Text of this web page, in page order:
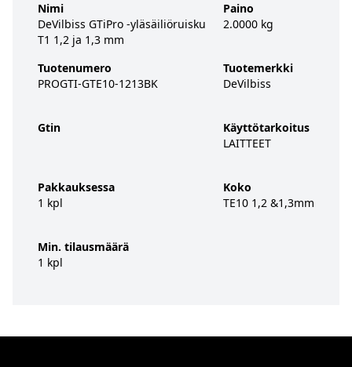
Nimi
DeVilbiss GTiPro -yläsäiliöruisku
T1 1,2 ja 1,3 mm
Tuotenumero
PROGTI-GTE10-1213BK
Gtin
Pakkauksessa
1 kpl
Min. tilausmäärä
1 kpl
Paino
2.0000 kg
Tuotemerkki
DeVilbiss
Käyttötarkoitus
LAITTEET
Koko
TE10 1,2 &1,3mm